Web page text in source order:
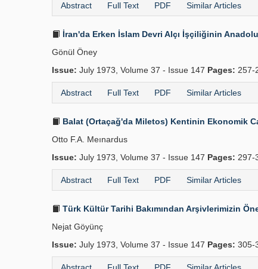
Abstract Full Text PDF Similar Articles
İran'da Erken İslam Devri Alçı İşçiliğinin
Gönül Öney
Issue: July 1973, Volume 37 - Issue 147 Pages: 257-
Abstract Full Text PDF Similar Articles
Balat (Ortaçağ'da Miletos) Kentinin Ekonomik
Otto F.A. Meınardus
Issue: July 1973, Volume 37 - Issue 147 Pages: 297-
Abstract Full Text PDF Similar Articles
Türk Kültür Tarihi Bakımından Arşivlerimizin
Nejat Göyünç
Issue: July 1973, Volume 37 - Issue 147 Pages: 305-